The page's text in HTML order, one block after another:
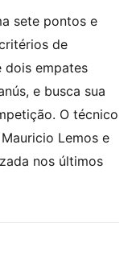
sete pontos e
de
dois empates
e busca sua
O técnico
Lemos e
nos últimos